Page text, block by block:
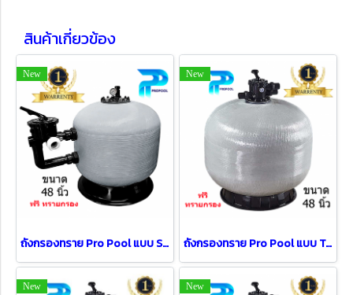
สินค้าเกี่ยวข้อง
New
ถังกรองทราย Pro Pool แบบ Side Mount Dia [ 48" ]
New
ถังกรองทราย Pro Pool แบบ Top Mount Dia [ 48" ]
New New